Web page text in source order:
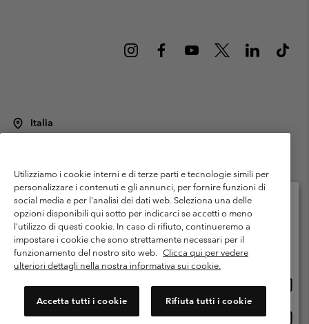
Italia
Termini di utilizzo
Condizioni Generali di Venditaa
Garanzia
Politica sulla privacy
Termini e condizioni del programma di membership
Condizioni di utilizzo dei contenuti generati dagli utenti
Impressum
Cookies
Public CBCR
Servizio clienti: Lun. - ven. 9:00 - 13:00 & 14:00- 18:00
(+)390694804176
Utilizziamo i cookie interni e di terze parti e tecnologie simili per
personalizzare i contenuti e gli annunci, per fornire funzioni di
social media e per l'analisi dei dati web. Seleziona una delle
opzioni disponibili qui sotto per indicarci se accetti o meno
l'utilizzo di questi cookie. In caso di rifiuto, continueremo a
impostare i cookie che sono strettamente necessari per il
funzionamento del nostro sito web. Clicca qui per vedere
ulteriori dettagli nella nostra informativa sui cookie.
Accetta tutti i cookie Rifiuta tutti i cookie
Seleziona il paese di spedizione e la lingua
Shopping online disponibile
online
Italia